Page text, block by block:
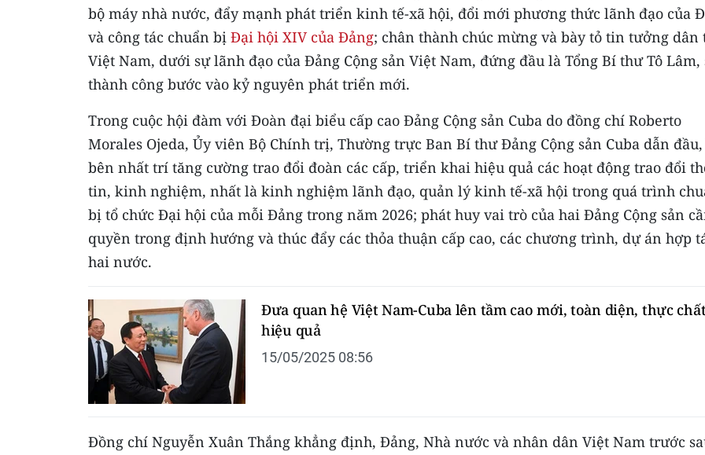
bộ máy nhà nước, đẩy mạnh phát triển kinh tế-xã hội, đổi mới phương thức lãnh đạo của
và công tác chuẩn bị Đại hội XIV của Đảng; chân thành chúc mừng và bày tỏ tin tưởng dân
Việt Nam, dưới sự lãnh đạo của Đảng Cộng sản Việt Nam, đứng đầu là Tổng Bí thư Tô Lâm,
thành công bước vào kỷ nguyên phát triển mới.
Trong cuộc hội đàm với Đoàn đại biểu cấp cao Đảng Cộng sản Cuba do đồng chí Roberto
Morales Ojeda, Ủy viên Bộ Chính trị, Thường trực Ban Bí thư Đảng Cộng sản Cuba dẫn
bên nhất trí tăng cường trao đổi đoàn các cấp, triển khai hiệu quả các hoạt động trao đổi
tin, kinh nghiệm, nhất là kinh nghiệm lãnh đạo, quản lý kinh tế-xã hội trong quá trình
bị tổ chức Đại hội của mỗi Đảng trong năm 2026; phát huy vai trò của hai Đảng Cộng sản
quyền trong định hướng và thúc đẩy các thỏa thuận cấp cao, các chương trình, dự án hợp
hai nước.
Đưa quan hệ Việt Nam-Cuba lên tầm cao mới, toàn diện, thực
hiệu quả
15/05/2025 08:56
Đồng chí Nguyễn Xuân Thắng khẳng định, Đảng, Nhà nước và nhân dân Việt Nam trước